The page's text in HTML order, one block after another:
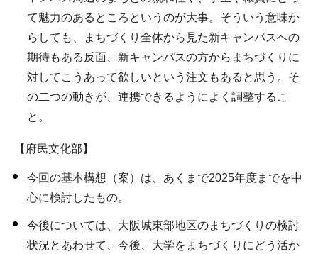
て魅力のあるところというのが大事。そういう意味か
らしても、まちづくり全体から見た新キャンパスへの
期待もある反面、新キャンパスの方からまちづくりに
対してこうあって欲しいという注文もあると思う。そ
の二つの動きが、連携できるようによく調整するこ
と。
【府民文化部】
今回の基本構想（案）は、あくまで2025年度までを中
心に検討したもの。
今後については、大阪城東部地区のまちづくりの検討
状況とあわせて、今後、大学をまちづくりにどう活か